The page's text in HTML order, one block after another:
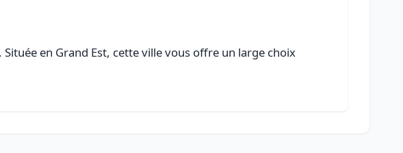
en Grand Est, cette ville vous offre un large choix